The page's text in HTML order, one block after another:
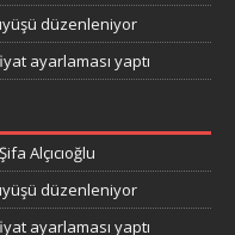
düzenleniyor
ayarlaması yaptı
Alçıcıoğlu
düzenleniyor
ayarlaması yaptı